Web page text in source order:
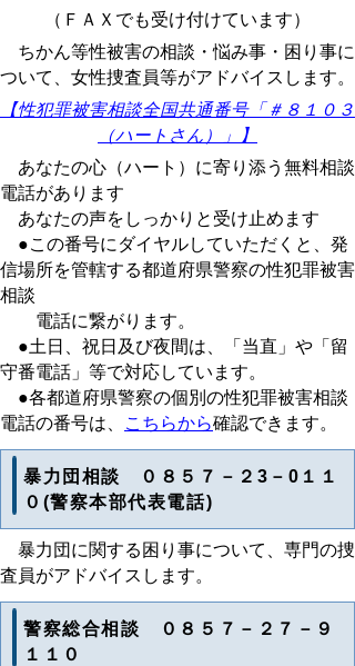
（ＦＡＸでも受け付けています）
ちかん等性被害の相談・悩み事・困り事に
ついて、女性捜査員等がアドバイスします。
【性犯罪被害相談全国共通番号「 ＃８１０３
（ハートさん）」】
あなたの心（ハート）に寄り添う無料相談
電話があります
あなたの声をしっかりと受け止めます
●この番号にダイヤルしていただくと、発
信場所を管轄する都道府県警察の性犯罪被害
相談
電話に繋がります。
●土日、祝日及び夜間は、「当直」や「留
守番電話」等で対応しています。
●各都道府県警察の個別の性犯罪被害相談
電話の番号は、
こちらから確認できます。
暴力団相談 ０８５７－２3－0１１
０(警察本部代表電話)
暴力団に関する困り事について、専門の捜
査員がアドバイスします。
警察総合相談 ０８５７－２７－９
１１０